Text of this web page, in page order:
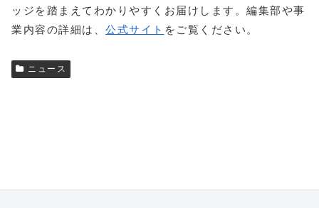
ッジを踏まえてわかりやすくお届けします。編集部や事
業内容の詳細は、 公式サイト をご覧ください。
ニュース